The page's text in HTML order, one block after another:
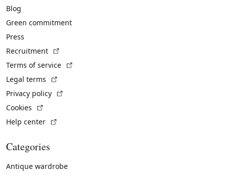
Blog
Green commitment
Press
Recruitment
Terms of service
Legal terms
Privacy policy
Cookies
Help center
Categories
Antique wardrobe